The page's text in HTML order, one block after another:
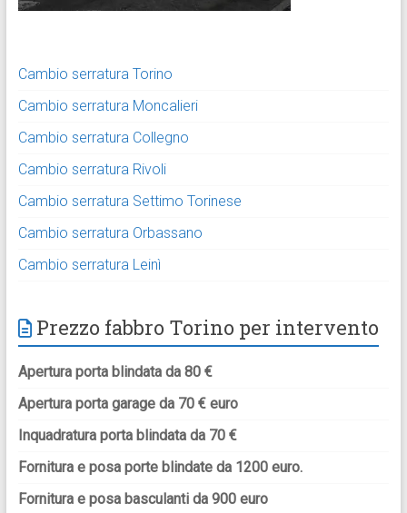
Cambio serratura Torino
Cambio serratura Moncalieri
Cambio serratura Collegno
Cambio serratura Rivoli
Cambio serratura Settimo Torinese
Cambio serratura Orbassano
Cambio serratura Leinì
Prezzo fabbro Torino per intervento
Apertura porta blindata da 80 €
Apertura porta garage da 70 € euro
Inquadratura porta blindata da 70 €
Fornitura e posa porte blindate da 1200 euro.
Fornitura e posa basculanti da 900 euro